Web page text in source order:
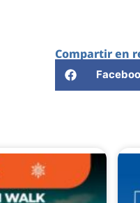
Compartir en